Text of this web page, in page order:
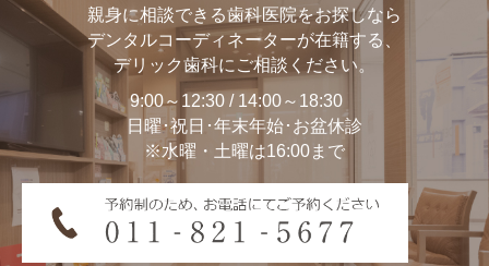
親身に相談できる歯科医院をお探しなら
デンタルコーディネーターが在籍する、
デリック歯科にご相談ください。
9:00～12:30 / 14:00～18:30
日曜･祝日･年末年始･お盆休診
※水曜・土曜は16:00まで